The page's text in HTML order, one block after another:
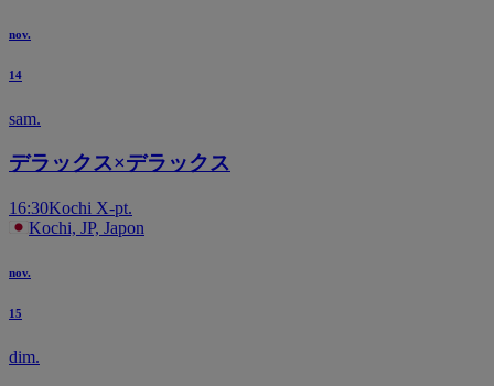
nov.
14
sam.
デラックス×デラックス
16:30Kochi X-pt.
Kochi, JP, Japon
nov.
15
dim.